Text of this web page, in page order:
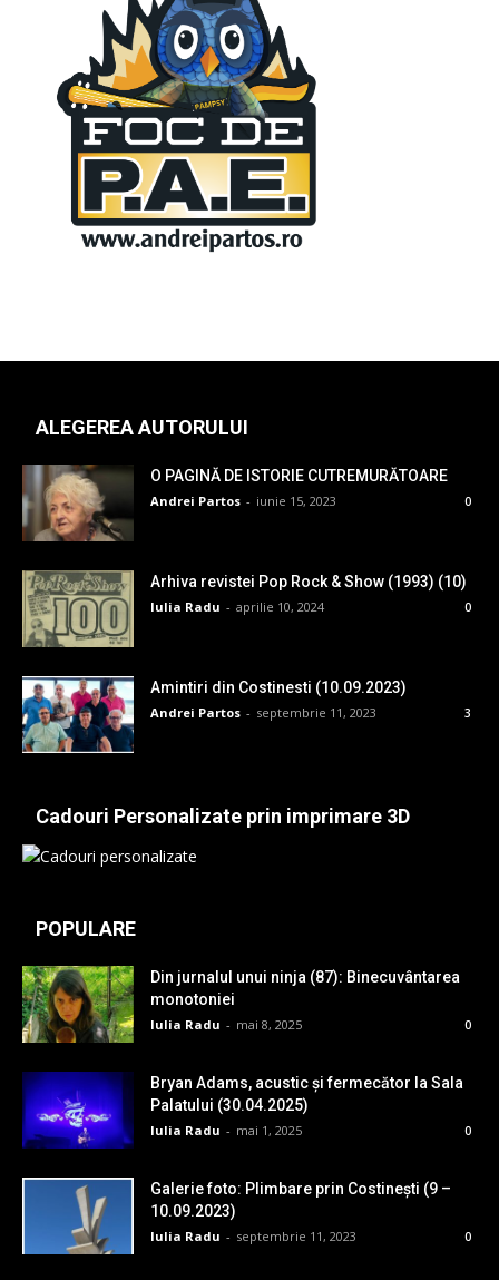
ALEGEREA AUTORULUI
O PAGINĂ DE ISTORIE CUTREMURĂTOARE
Andrei Partos - iunie 15, 2023 0
Arhiva revistei Pop Rock & Show (1993) (10)
Iulia Radu - aprilie 10, 2024 0
Amintiri din Costinesti (10.09.2023)
Andrei Partos - septembrie 11, 2023 3
Cadouri Personalizate prin imprimare 3D
POPULARE
Din jurnalul unui ninja (87): Binecuvântarea
monotoniei
Iulia Radu - mai 8, 2025 0
Bryan Adams, acustic și fermecător la Sala
Palatului (30.04.2025)
Iulia Radu - mai 1, 2025 0
Galerie foto: Plimbare prin Costinești (9 –
10.09.2023)
Iulia Radu - septembrie 11, 2023 0